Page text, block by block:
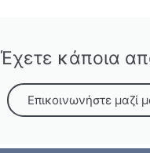
Έχετε κάποια
Επικοινωνήστε μαζί